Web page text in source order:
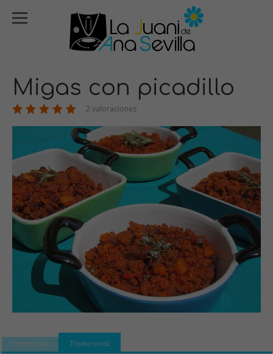
Migas con picadillo
2 valoraciones
Thermomix Tradicional